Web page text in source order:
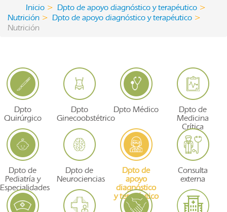
Inicio
Dpto de apoyo diagnóstico y terapéutico
Nutrición
Dpto de apoyo diagnóstico y terapéutico
Nutrición
Dpto
Quirúrgico
Dpto
Ginecoobstétrico
Dpto Médico
Dpto de
Medicina
Crítica
Dpto de
Pediatría y
Especialidades
Dpto de
Neurociencias
Dpto de
apoyo
diagnóstico
y terapéutico
Consulta
externa